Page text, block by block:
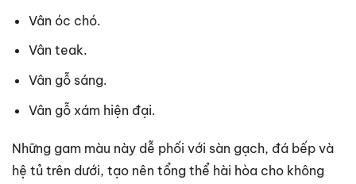
Vân óc chó.
Vân teak.
Vân gỗ sáng.
Vân gỗ xám hiện đại.
Những gam màu này dễ phối với sàn gạch, đá bếp và
hệ tủ trên dưới, tạo nên tổng thể hài hòa cho không